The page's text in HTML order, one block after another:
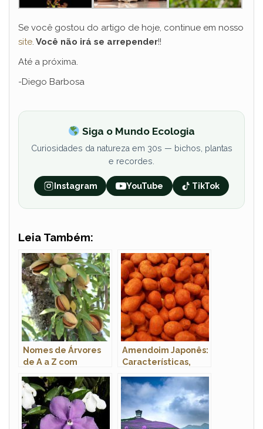
Se você gostou do artigo de hoje, continue em nosso
site. Você não irá se arrepender!!
Até a próxima.
-Diego Barbosa
Siga o Mundo Ecologia
Curiosidades da natureza em 30s — bichos, plantas
e recordes.
Instagram YouTube TikTok
Leia Também:
Nomes de Árvores
de A a Z com
Amendoim Japonês:
Características,
Fotos